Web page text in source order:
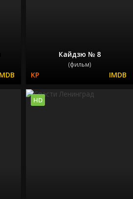
Кайдзю № 8
(фильм)
HD